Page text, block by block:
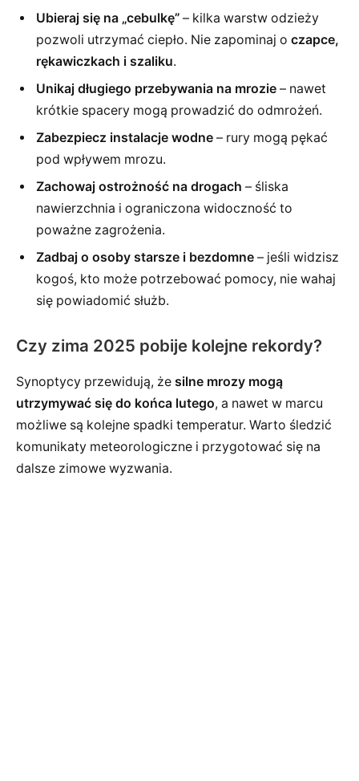
Ubieraj się na „cebulkę” – kilka warstw odzieży
pozwoli utrzymać ciepło. Nie zapominaj o czapce,
rękawiczkach i szaliku.
Unikaj długiego przebywania na mrozie – nawet
krótkie spacery mogą prowadzić do odmrożeń.
Zabezpiecz instalacje wodne – rury mogą pękać
pod wpływem mrozu.
Zachowaj ostrożność na drogach – śliska
nawierzchnia i ograniczona widoczność to
poważne zagrożenia.
Zadbaj o osoby starsze i bezdomne – jeśli widzisz
kogoś, kto może potrzebować pomocy, nie wahaj
się powiadomić służb.
Czy zima 2025 pobije kolejne rekordy?
Synoptycy przewidują, że silne mrozy mogą
utrzymywać się do końca lutego, a nawet w marcu
możliwe są kolejne spadki temperatur. Warto śledzić
komunikaty meteorologiczne i przygotować się na
dalsze zimowe wyzwania.